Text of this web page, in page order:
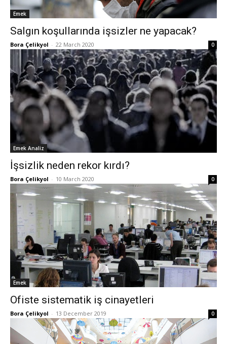
Emek
Salgın koşullarında işsizler ne yapacak?
Bora Çelikyol - 22 March 2020 0
Emek Analiz
İşsizlik neden rekor kırdı?
Bora Çelikyol - 10 March 2020 0
Emek
Ofiste sistematik iş cinayetleri
Bora Çelikyol - 13 December 2019 0